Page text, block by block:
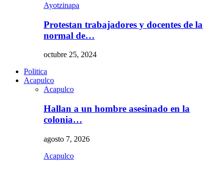
Ayotzinapa
Protestan trabajadores y docentes de la
normal de…
octubre 25, 2024
Politica
Acapulco
Acapulco
Hallan a un hombre asesinado en la
colonia…
agosto 7, 2026
Acapulco